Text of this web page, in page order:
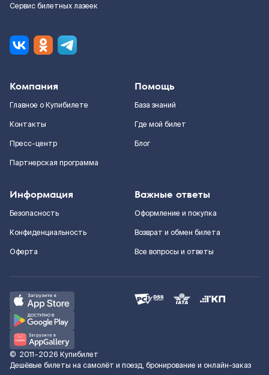
Сервис билетных лазеек
Компания
Главное о Купибилете
Контакты
Пресс-центр
Партнерская программа
Помощь
База знаний
Где мой билет
Блог
Информация
Безопасность
Конфиденциальность
Оферта
Важные ответы
Оформление и покупка
Возврат и обмен билета
Все вопросы и ответы
© 2011–2026 Купибилет
Дешёвые билеты на самолёт и поезд, бронирование и онлайн-заказ